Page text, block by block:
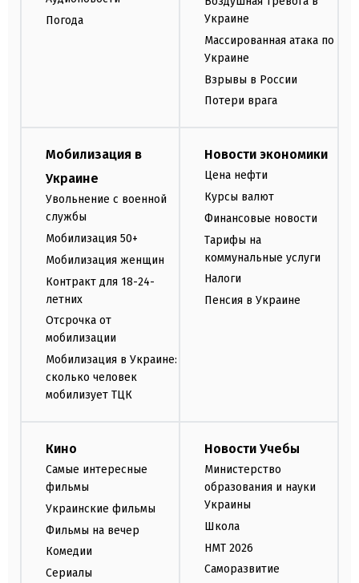
Погода
Украине
Массированная атака по
Украине
Взрывы в России
Потери врага
Мобилизация в
Украине
Увольнение с военной
службы
Мобилизация 50+
Мобилизация женщин
Контракт для 18-24-
летних
Отсрочка от
мобилизации
Мобилизация в Украине:
сколько человек
мобилизует ТЦК
Новости экономики
Цена нефти
Курсы валют
Финансовые новости
Тарифы на
коммунальные услуги
Налоги
Пенсия в Украине
Кино
Самые интересные
фильмы
Украинские фильмы
Фильмы на вечер
Комедии
Сериалы
Новости Учебы
Министерство
образования и науки
Украины
Школа
НМТ 2026
Саморазвитие